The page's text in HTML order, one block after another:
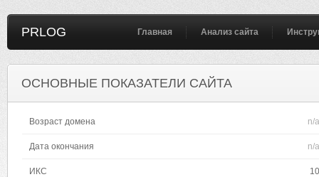
PRLOG Главная Анализ сайта
ОСНОВНЫЕ ПОКАЗАТЕЛИ САЙТА
Возраст домена n/a
Дата окончания n/a
ИКС 10